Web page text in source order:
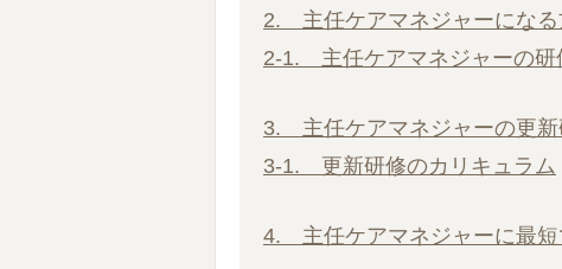
2. 主任ケアマネジャーになる
2-1. 主任ケアマネジャーの研
3. 主任ケアマネジャーの更新
3-1. 更新研修のカリキュラム
4. 主任ケアマネジャーに最短